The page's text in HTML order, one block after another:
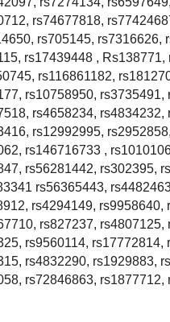
rs74677818,
rs705145,
rs17439448 ,
rs116861182,
rs10758950,
rs4658234,
rs12992995,
rs146716733 ,
rs56281442, rs302395,
rs56365443,
rs4294149,
rs827237,
rs9560114,
rs4832290, rs1929883,
rs72846863,